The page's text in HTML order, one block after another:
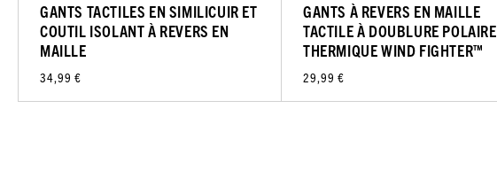
GANTS TACTILES EN SIMILICUIR ET
COUTIL ISOLANT À REVERS EN
MAILLE
34,99 €
GANTS À REVERS EN MAILLE
TACTILE À DOUBLURE POLAIRE
THERMIQUE WIND FIGHTER™
29,99 €